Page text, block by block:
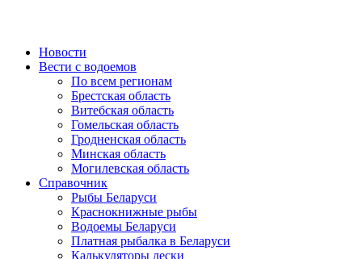
Новости
Вести с водоемов
По всем регионам
Брестская область
Витебская область
Гомельская область
Гродненская область
Минская область
Могилевская область
Справочник
Рыбы Беларуси
Краснокнижные рыбы
Водоемы Беларуси
Платная рыбалка в Беларуси
Калькуляторы лески